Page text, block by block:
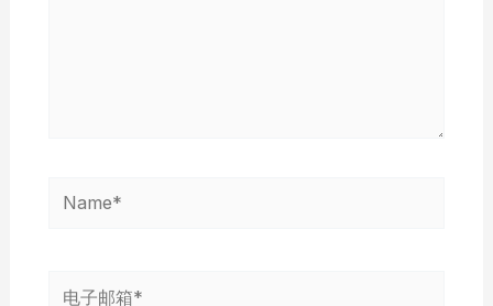
Name*
电